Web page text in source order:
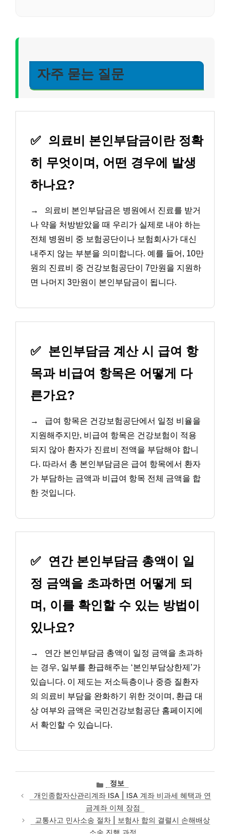
자주 묻는 질문
✅ 의료비 본인부담금이란 정확
히 무엇이며, 어떤 경우에 발생
하나요?
→
의료비 본인부담금은 병원에서 진료를 받거
나 약을 처방받았을 때 우리가 실제로 내야 하는
전체 병원비 중 보험공단이나 보험회사가 대신
내주지 않는 부분을 의미합니다. 예를 들어, 10만
원의 진료비 중 건강보험공단이 7만원을 지원하
면 나머지 3만원이 본인부담금이 됩니다.
✅ 본인부담금 계산 시 급여 항
목과 비급여 항목은 어떻게 다
른가요?
→
급여 항목은 건강보험공단에서 일정 비율을
지원해주지만, 비급여 항목은 건강보험이 적용
되지 않아 환자가 진료비 전액을 부담해야 합니
다. 따라서 총 본인부담금은 급여 항목에서 환자
가 부담하는 금액과 비급여 항목 전체 금액을 합
한 것입니다.
✅
연간 본인부담금 총액이 일
정 금액을 초과하면 어떻게 되
며, 이를 확인할 수 있는 방법이
있나요?
→
연간 본인부담금 총액이 일정 금액을 초과하
는 경우, 일부를 환급해주는 ‘본인부담상한제’가
있습니다. 이 제도는 저소득층이나 중증 질환자
의 의료비 부담을 완화하기 위한 것이며, 환급 대
상 여부와 금액은 국민건강보험공단 홈페이지에
서 확인할 수 있습니다.
카
테
고
리
정보
개인종합자산관리계좌 ISA | ISA 계좌 비과세 혜택과 연
금계좌 이체 장점
교통사고 민사소송 절차 | 보험사 합의 결렬시 손해배상